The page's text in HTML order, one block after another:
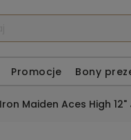
Promocje Bony
Iron Maiden Aces High